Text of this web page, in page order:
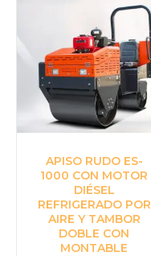
APISO RUDO ES-
1000 CON MOTOR
DIÉSEL
REFRIGERADO POR
AIRE Y TAMBOR
DOBLE CON
MONTABLE